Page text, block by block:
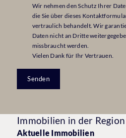
Wir nehmen den Schutz Ihrer
die Sie über dieses
vertraulich behandelt. Wir
Daten nicht an Dritte
missbraucht werden.
Vielen Dank für Ihr Vertrauen.
Senden
Immobilien in der
Aktuelle Immobilien